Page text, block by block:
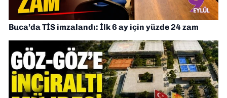
Buca’da TİS imzalandı: İlk 6 ay için yüzde 24 zam